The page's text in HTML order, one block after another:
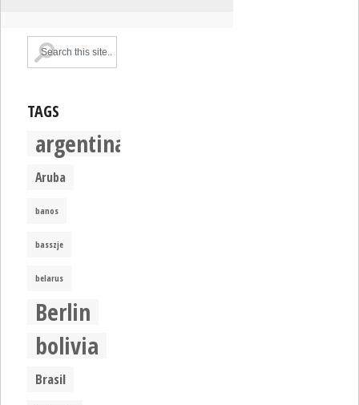
TAGS
argentina
Aruba
banos
basszje
belarus
Berlin
bolivia
Brasil